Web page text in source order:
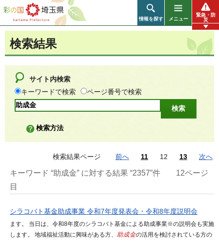
彩の国 埼玉県
情報を探す メニュー
緊急・防
災
検索結果
サイト内検索
キーワードで検索
ページ番号で検索
検索方法
検索結果ページ 前へ 11 12 13 次へ
キーワード “助成金” に対する結果 “2357”件
12ページ
目
シラコバト基金助成事業 令和7年度発表会・令和8年度説明会
ます。 当日は、令和8年度のシラコバト基金による助成事業※の説明会も実施
します。 地域福祉活動に興味がある方、 助成金の活用を検討されている方の